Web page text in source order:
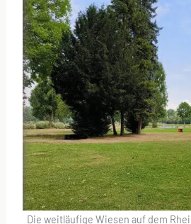
Die weitläufige Wiesen auf dem